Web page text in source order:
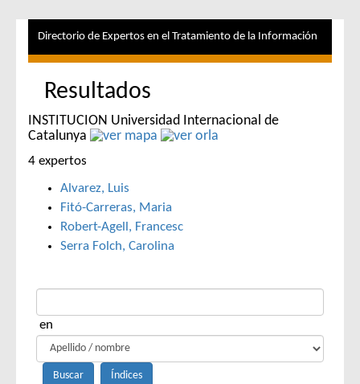
Directorio de Expertos en el Tratamiento de la Información
Resultados
INSTITUCION Universidad Internacional de
Catalunya
4 expertos
Alvarez, Luis
Fitó-Carreras, Maria
Robert-Agell, Francesc
Serra Folch, Carolina
en